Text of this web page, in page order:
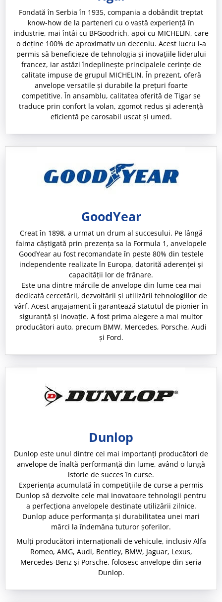
Fondată în Serbia în 1935, compania a dobândit treptat
know-how de la parteneri cu o vastă experiență în
industrie, mai întâi cu BFGoodrich, apoi cu MICHELIN, care
o deține 100% de aproximativ un deceniu. Acest lucru i-a
permis să beneficieze de tehnologia și inovațiile liderului
francez, iar astăzi îndeplinește principalele cerințe de
calitate impuse de grupul MICHELIN. În prezent, oferă
anvelope versatile și durabile la prețuri foarte
competitive. În ansamblu, calitatea oferită de Tigar se
traduce prin confort la volan, zgomot redus și aderență
eficientă pe carosabil uscat și umed.
GoodYear
Creat în 1898, a urmat un drum al succesului. Pe lângă
faima câștigată prin prezența sa la Formula 1, anvelopele
GoodYear au fost recomandate în peste 80% din testele
independente realizate în Europa, datorită aderenței și
capacității lor de frânare.
Este una dintre mărcile de anvelope din lume cea mai
dedicată cercetării, dezvoltării și utilizării tehnologiilor de
vârf. Acest angajament îi garantează statutul de pionier în
siguranță și inovație. A fost prima alegere a mai multor
producători auto, precum BMW, Mercedes, Porsche, Audi
și Ford.
Dunlop
Dunlop este unul dintre cei mai importanți producători de
anvelope de înaltă performanță din lume, având o lungă
istorie de succes în curse.
Experiența acumulată în competițiile de curse a permis
Dunlop să dezvolte cele mai inovatoare tehnologii pentru
a perfecționa anvelopele destinate utilizării zilnice.
Dunlop aduce performanța și durabilitatea unei mari
mărci la îndemâna tuturor șoferilor.
Mulți producători internaționali de vehicule, inclusiv Alfa
Romeo, AMG, Audi, Bentley, BMW, Jaguar, Lexus,
Mercedes-Benz și Porsche, folosesc anvelope din seria
Dunlop.